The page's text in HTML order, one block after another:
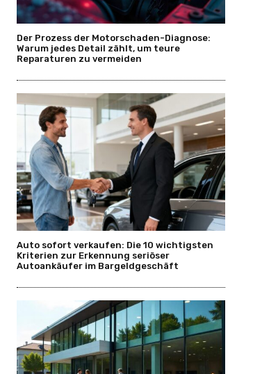
Der Prozess der Motorschaden-Diagnose:
Warum jedes Detail zählt, um teure
Reparaturen zu vermeiden
Auto sofort verkaufen: Die 10 wichtigsten
Kriterien zur Erkennung seriöser
Autoankäufer im Bargeldgeschäft